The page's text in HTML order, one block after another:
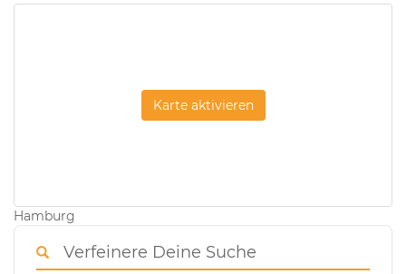
Karte aktivieren
Hamburg
Verfeinere Deine Suche